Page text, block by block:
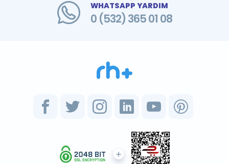
WHATSAPP YARDIM
0 (532) 365 01 08